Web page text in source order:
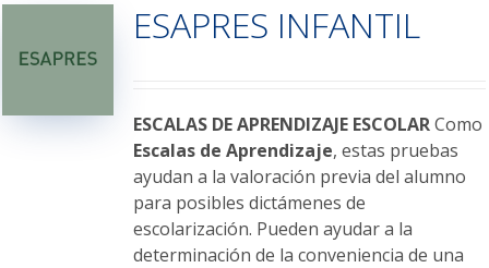
Las
opciones
elegir
en
la
página
de
producto
ESAPRES INFANTIL
ESCALAS DE APRENDIZAJE ESCOLARComo
Escalas de Aprendizaje, estas pruebas
ayudan a la valoración previa del alumno
para posibles dictámenes de
escolarización. Pueden ayudar a la
determinación de la conveniencia de una